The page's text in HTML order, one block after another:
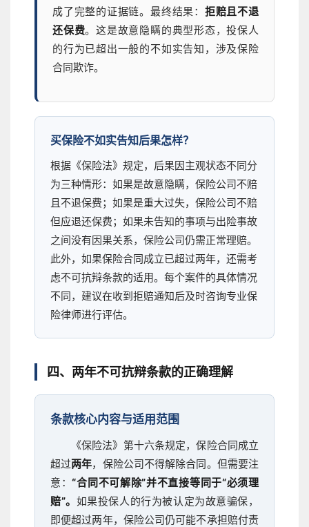
成了完整的证据链。最终结果： 拒赔且不退
还保费。这是故意隐瞒的典型形态，投保人
的行为已超出一般的不如实告知，涉及保险
合同欺诈。
买保险不如实告知后果怎样？
根据《保险法》规定，后果因主观状态不同分
为三种情形：如果是故意隐瞒，保险公司不赔
且不退保费；如果是重大过失，保险公司不赔
但应退还保费；如果未告知的事项与出险事故
之间没有因果关系，保险公司仍需正常理赔。
此外，如果保险合同成立已超过两年，还需考
虑不可抗辩条款的适用。每个案件的具体情况
不同，建议在收到拒赔通知后及时咨询专业保
险律师进行评估。
四、两年不可抗辩条款的正确理解
条款核心内容与适用范围
《保险法》第十六条规定，保险合同成立
超过两年，保险公司不得解除合同。但需要注
意：“合同不可解除”并不直接等同于“必须理
赔”。 如果投保人的行为被认定为故意骗保，
即便超过两年，保险公司仍可能不承担赔付责